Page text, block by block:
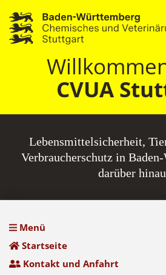
CVUA
Lebensmittel­sicherheit,
Verbraucherschutz in
darüber
Menü
Startseite
Kontakt und Anfahrt